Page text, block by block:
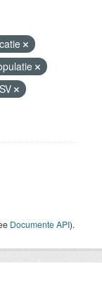
Documente API).